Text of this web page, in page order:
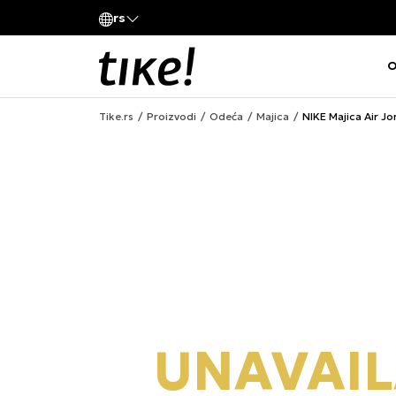
rs
Tike.rs Proizvodi Odeća Majica NIKE Majica Air